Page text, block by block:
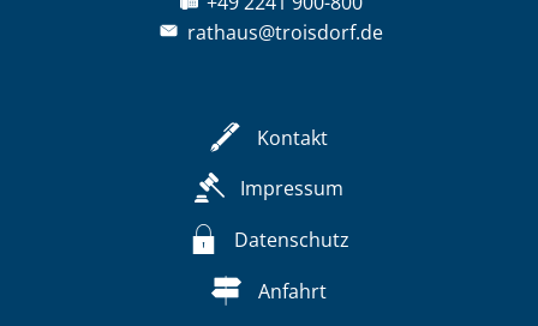
rathaus@troisdorf.de
Kontakt
Impressum
Datenschutz
Anfahrt